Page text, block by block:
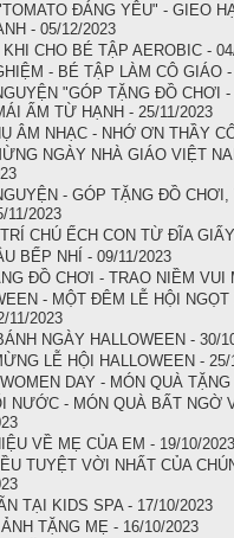
ĐÁNG YÊU" - GIEO
- 05/12/2023
KHI CHO BÉ TẬP AEROBIC -
- BÉ TẬP LÀM CÔ GIÁO -
"GÓP TẶNG ĐỒ CHƠI -
ẤM TỪ HẠNH - 25/11/2023
ÂM NHẠC - NHỚ ƠN THẦY
NGÀY NHÀ GIÁO VIỆT
- GÓP TẶNG ĐỒ CHƠI,
11/2023
CHÚ ẾCH CON TỪ ĐĨA
BẾP NHÍ - 09/11/2023
ĐỒ CHƠI - TRAO NIỀM VUI
- MỘT ĐÊM LỄ HỘI
11/2023
NGÀY HALLOWEEN - 30/
LỄ HỘI HALLOWEEN - 25/
DAY - MÓN QUÀ
NƯỚC - MÓN QUÀ BẤT NGỜ
VỀ MẸ CỦA EM - 19/10/2023
TUYỆT VỜI NHẤT CỦA
TẠI KIDS SPA - 17/10/2023
TẶNG MẸ - 16/10/2023